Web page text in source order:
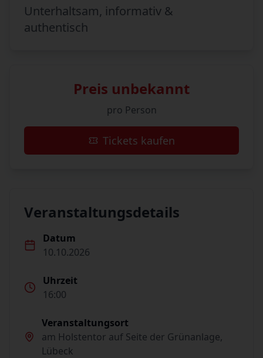
Unterhaltsam, informativ &
authentisch
Preis unbekannt
pro Person
Tickets kaufen
Veranstaltungsdetails
Datum
10.10.2026
Uhrzeit
16:00
Veranstaltungsort
am Holstentor auf Seite der Grünanlage,
Lübeck